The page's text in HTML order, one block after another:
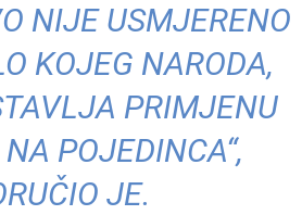
NIJE USMJERENO
KOJEG NARODA,
PRIMJENU
POJEDINCA“,
JE.